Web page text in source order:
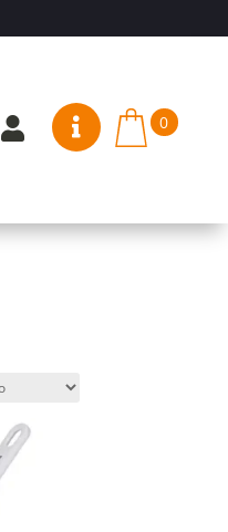
  0